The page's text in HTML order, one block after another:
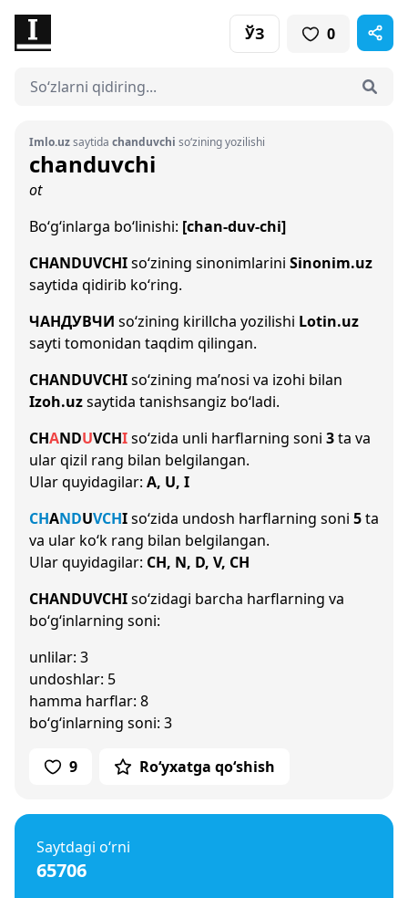
ЎЗ 0
Imlo.uzsaytida chanduvchi so‘zining yozilishi
chanduvchi
ot
Bo‘g‘inlarga bo‘linishi: [chan-duv-chi]
CHANDUVCHIso‘zining sinonimlarini Sinonim.uz
saytida qidirib ko‘ring.
ЧАНДУВЧИ so‘zining kirillcha yozilishi Lotin.uz
sayti tomonidan taqdim qilingan.
CHANDUVCHIso‘zining ma’nosi va izohi bilan
Izoh.uzsaytida tanishsangiz bo‘ladi.
CHANDUVCHIso‘zida unli harflarning soni 3ta va
ular qizil rang bilan belgilangan.
Ular quyidagilar: A, U, I
CHANDUVCHIso‘zida undosh harflarning soni 5ta
va ular ko‘k rang bilan belgilangan.
Ular quyidagilar: CH, N, D, V, CH
CHANDUVCHIso‘zidagi barcha harflarning va
bo‘g‘inlarning soni:
unlilar: 3
undoshlar: 5
hamma harflar: 8
bo‘g‘inlarning soni: 3
9 Ro‘yxatga qo‘shish
Saytdagi o‘rni
65706